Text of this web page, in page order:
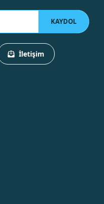
KAYDOL
İletişim